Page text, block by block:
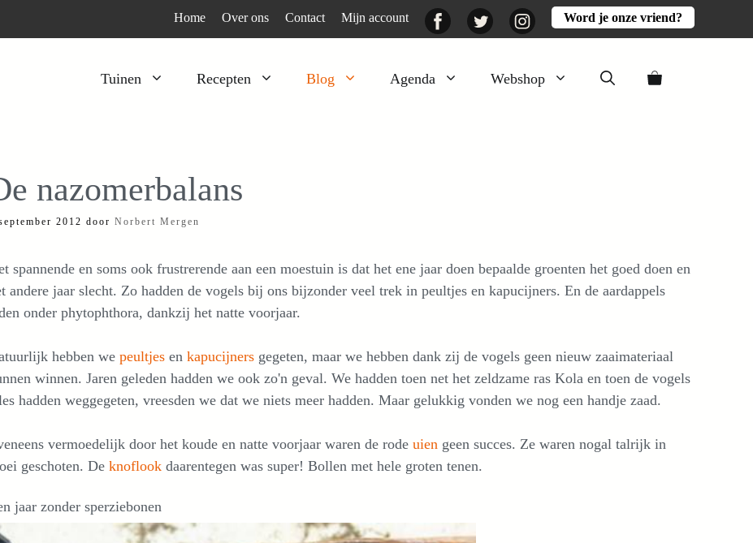
Home Over ons Contact Mijn account FacebookTwitter InstagramWord je onze vriend?
Tuinen Recepten Blog Agenda Webshop
Kruiden
Moestuin
Voedselbos Wortelgroenten
Bladgroenten
Lekker
nazomerbalans
2012 door Norbert Mergen
spannende en soms ook frustrerende aan een moestuin is dat het ene jaar doen bepaalde groenten het goed doen en
andere jaar slecht. Zo hadden de vogels bij ons bijzonder veel trek in peultjes en kapucijners. En de aardappels
onder phytophthora, dankzij het natte voorjaar.
hebben we peultjes en kapucijners gegeten, maar we hebben dank zij de vogels geen nieuw zaaimateriaal
winnen. Jaren geleden hadden we ook zo'n geval. We hadden toen net het zeldzame ras Kola en toen de vogels
hadden weggegeten, vreesden we dat we niets meer hadden. Maar gelukkig vonden we nog een handje zaad.
vermoedelijk door het koude en natte voorjaar waren de rode uien geen succes. Ze waren nogal talrijk in
geschoten. De knoflook daarentegen was super! Bollen met hele groten tenen.
jaar zonder sperziebonen